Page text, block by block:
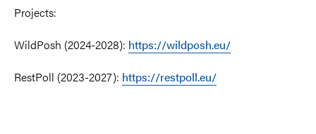
Projects:
WildPosh (2024-2028): https://wildposh.eu/
RestPoll (2023-2027): https://restpoll.eu/